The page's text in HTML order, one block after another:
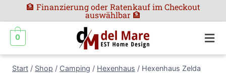
🏦 Finanzierung oder Ratenkauf im Checkout
auswählbar 🏦
0
Start / Shop / Camping / Hexenhaus / Hexenhaus Zelda